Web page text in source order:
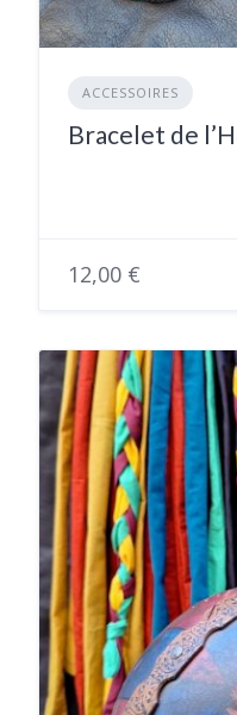
ACCESSOIRES
Bracelet de
12,00 €